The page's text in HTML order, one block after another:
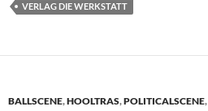
VERLAG DIE WERKSTATT
BALLSCENE,HOOLTRAS,POLITICALSCENE,